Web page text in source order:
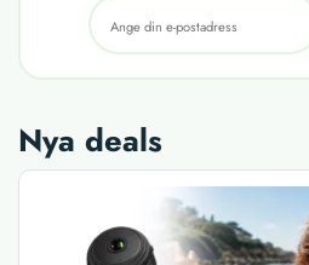
Nya deals